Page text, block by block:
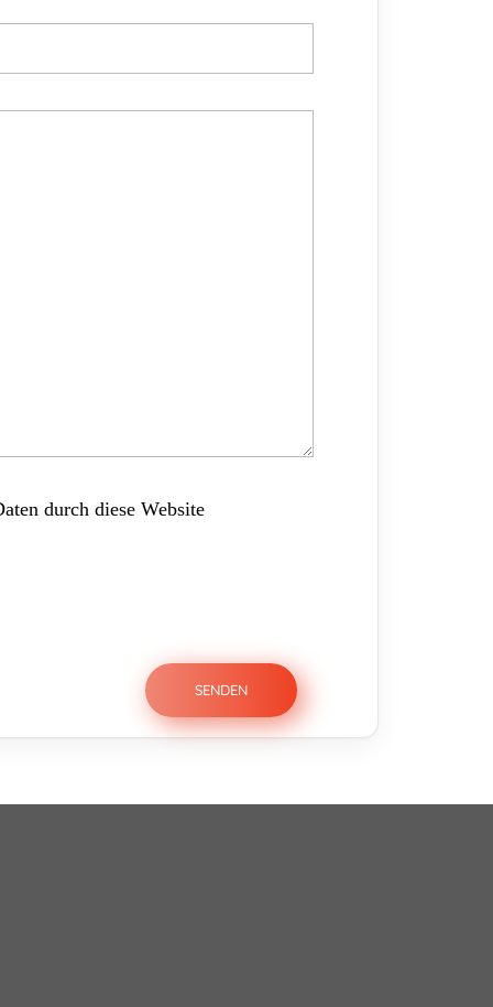
durch diese Website